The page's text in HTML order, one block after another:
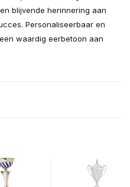
blijvende herinnering aan
Personaliseerbaar en
waardig eerbetoon aan